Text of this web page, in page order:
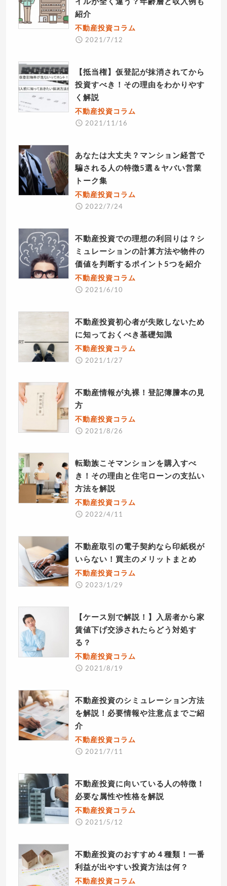
紹介
不動産投資コラム
2021/7/12
【抵当権】仮登記が抹消されてから
投資すべき！その理由をわかりやす
く解説
不動産投資コラム
2021/11/16
あなたは大丈夫？マンション経営で
騙される人の特徴5選＆ヤバい営業
トーク集
不動産投資コラム
2022/7/24
不動産投資での理想の利回りは？シ
ミュレーションの計算方法や物件の
価値を判断するポイント5つを紹介
不動産投資コラム
2021/6/10
不動産投資初心者が失敗しないため
に知っておくべき基礎知識
不動産投資コラム
2021/1/27
不動産情報が丸裸！登記簿謄本の見
方
不動産投資コラム
2021/8/26
転勤族こそマンションを購入すべ
き！その理由と住宅ローンの支払い
方法を解説
不動産投資コラム
2022/4/11
不動産取引の電子契約なら印紙税が
いらない！買主のメリットまとめ
不動産投資コラム
2023/1/29
【ケース別で解説！】入居者から家
賃値下げ交渉されたらどう対処す
る？
不動産投資コラム
2021/8/19
不動産投資のシミュレーション方法
を解説！必要情報や注意点までご紹
介
不動産投資コラム
2021/7/11
不動産投資に向いている人の特徴！
必要な属性や性格を解説
不動産投資コラム
2021/5/12
不動産投資のおすすめ４種類！一番
利益が出やすい投資方法は何？
不動産投資コラム